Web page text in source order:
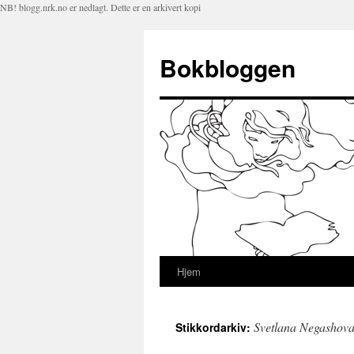
NB! blogg.nrk.no er nedlagt. Dette er en arkivert kopi
Bokbloggen
Hopp
innhold
Hjem
Stikkordarkiv: Svetlana Negashova